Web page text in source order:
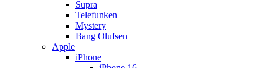
Supra
Telefunken
Mystery
Bang Olufsen
Apple
iPhone